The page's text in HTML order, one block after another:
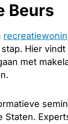
Beurs
Hier
met
Staten.